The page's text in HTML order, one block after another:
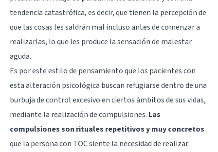
tendencia catastrófica, es decir, que tienen la percepción de
que las cosas les saldrán mal incluso antes de comenzar a
realizarlas, lo que les produce la sensación de malestar
aguda.
Es por este estilo de pensamiento que los pacientes con
esta alteración psicológica buscan refugiarse dentro de una
burbuja de control excesivo en ciertos ámbitos de sus vidas,
mediante la realización de compulsiones. Las
compulsiones son rituales repetitivos y muy concretos
que la persona con TOC siente la necesidad de realizar